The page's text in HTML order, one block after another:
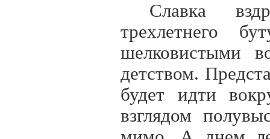
Славка
трехлетнего
шелковистыми
детством.
будет идти
взглядом